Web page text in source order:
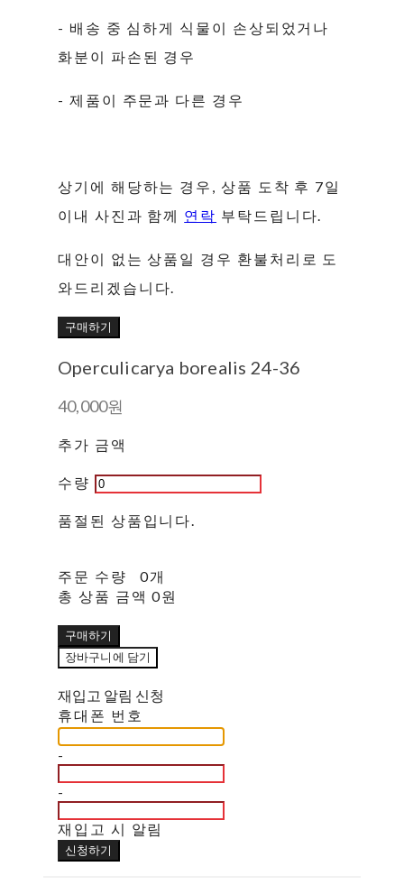
- 배송 중 심하게 식물이 손상되었거나
화분이 파손된 경우
- 제품이 주문과 다른 경우
상기에 해당하는 경우, 상품 도착 후 7일
이내 사진과 함께 연락 부탁드립니다.
대안이 없는 상품일 경우 환불처리로 도
와드리겠습니다.
구매하기
Operculicarya borealis 24-36
40,000원
추가 금액
수량
품절된 상품입니다.
주문 수량
0개
총 상품 금액 0원
구매하기
장바구니에 담기
재입고 알림 신청
휴대폰 번호
-
-
재입고 시 알림
신청하기